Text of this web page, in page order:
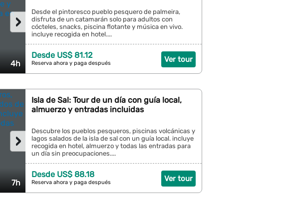
4h
›
Desde el pintoresco pueblo pesquero de palmeira,
disfruta de un catamarán solo para adultos con
cócteles, snacks, piscina flotante y música en vivo.
incluye recogida en hotel....
Ver tour
Desde US$ 81.12
Reserva ahora y paga después
7h
›
Isla de Sal: Tour de un día con guía local,
almuerzo y entradas incluidas
Descubre los pueblos pesqueros, piscinas volcánicas y
lagos salados de la isla de sal con un guía local. incluye
recogida en hotel, almuerzo y todas las entradas para
un día sin preocupaciones....
Ver tour
Desde US$ 88.18
Reserva ahora y paga después